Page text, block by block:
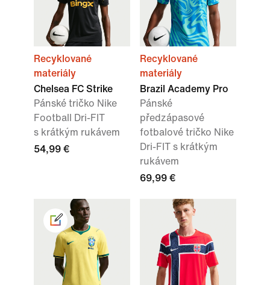
Recyklované
materiály
Chelsea FC Strike
Pánské tričko Nike
Football Dri-FIT
s krátkým rukávem
54,99 €
Recyklované
materiály
Brazil Academy Pro
Pánské
předzápasové
fotbalové tričko Nike
Dri-FIT s krátkým
rukávem
69,99 €